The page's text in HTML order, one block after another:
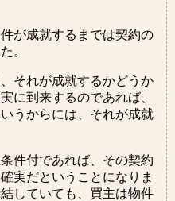
が成就するまでは契約の
。
それが成就するかどうか
に到来するのであれば、
うからには、それが成就
件付であれば、その契約
実だということになりま
していても、買主は物件